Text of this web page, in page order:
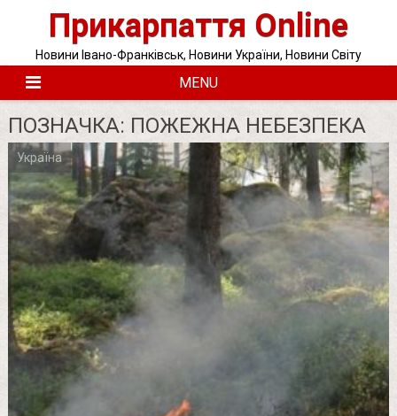
Прикарпаття Online
Новини Івано-Франківськ, Новини України, Новини Світу
MENU
ПОЗНАЧКА: ПОЖЕЖНА НЕБЕЗПЕКА
Україна